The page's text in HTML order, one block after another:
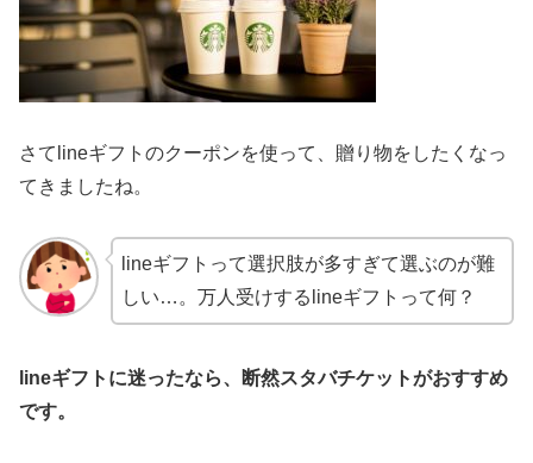
さてlineギフトのクーポンを使って、贈り物をしたくなっ
てきましたね。
lineギフトって選択肢が多すぎて選ぶのが難
しい…。万人受けするlineギフトって何？
lineギフトに迷ったなら、断然スタバチケットがおすすめ
です。